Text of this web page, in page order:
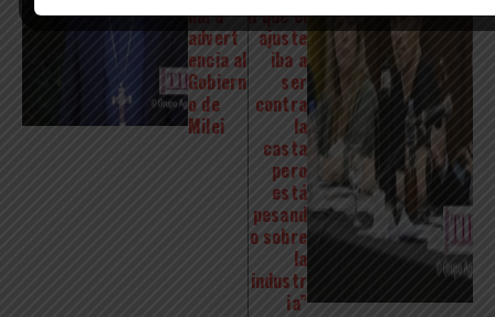
dura
advert
encia al
Gobiern
o de
Milei
n que el
ajuste
iba a
ser
contra
la
casta
pero
está
pesand
o sobre
la
industr
ia”